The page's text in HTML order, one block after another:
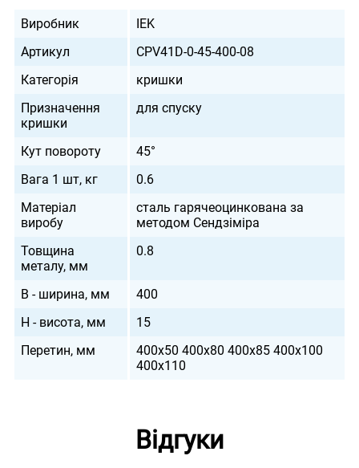
Виробник
IEK
Артикул
CPV41D-0-45-400-08
Категорія
кришки
Призначення
кришки
для спуску
Кут повороту
45°
Вага 1 шт, кг
0.6
Матеріал
виробу
сталь гарячеоцинкована за
методом Сендзіміра
Товщина
металу, мм
0.8
B - ширина, мм
400
H - висота, мм
15
Перетин, мм
400х50 400х80 400х85 400х100
400х110
Відгуки